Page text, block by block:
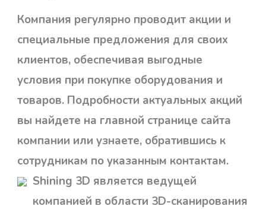
Компания регулярно проводит акции и
специальные предложения для своих
клиентов, обеспечивая выгодные
условия при покупке оборудования и
товаров. Подробности актуальных акций
вы найдете на главной странице сайта
компании или узнаете, обратившись к
сотрудникам по указанным контактам.
Shining 3D является ведущей
компанией в области 3D-сканирования